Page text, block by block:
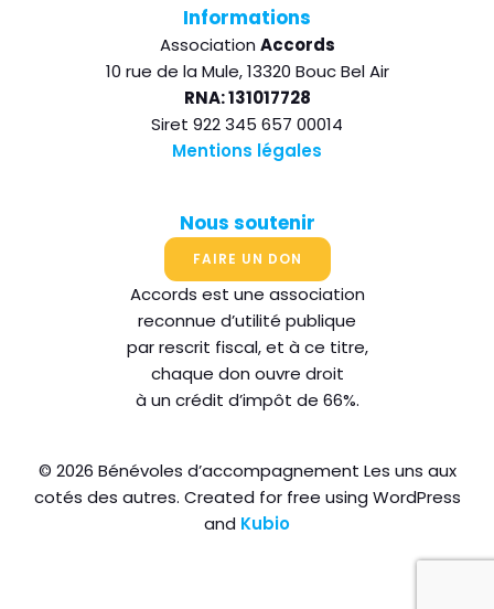
Informations
Association Accords
10 rue de la Mule, 13320 Bouc Bel Air
RNA: 131017728
Siret 922 345 657 00014
Mentions légales
Nous soutenir
FAIRE UN DON
Accords est une association
reconnue d’utilité publique
par rescrit fiscal, et à ce titre,
chaque don ouvre droit
à un crédit d’impôt de 66%.
© 2026 Bénévoles d’accompagnement Les uns aux
cotés des autres. Created for free using WordPress
and Kubio